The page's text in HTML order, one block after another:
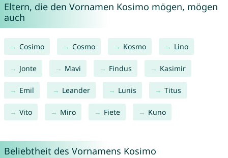
Eltern, die den Vornamen Kosimo mögen, mögen
auch
Cosimo Cosmo Kosmo Lino
Jonte Mavi Findus Kasimir
Emil Leander Lunis Titus
Vito Miro Fiete Kuno
Beliebtheit des Vornamens Kosimo